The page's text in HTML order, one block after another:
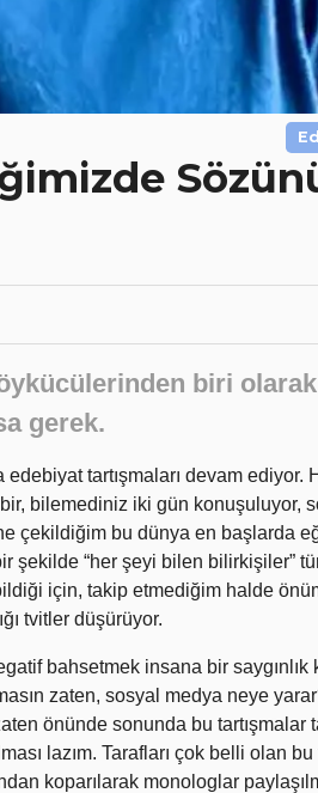
biri
gerek.
tartışmaları devam ediyor.
bilemediniz iki gün konuşuluyor,
çekildiğim bu dünya en başlarda
şekilde “her şeyi bilen bilirkişiler”
için, takip etmediğim halde
tvitler düşürüyor.
bahsetmek insana bir saygınlık
zaten, sosyal medya neye
önünde sonunda bu tartışmalar
lazım. Tarafları çok belli olan
koparılarak monologlar